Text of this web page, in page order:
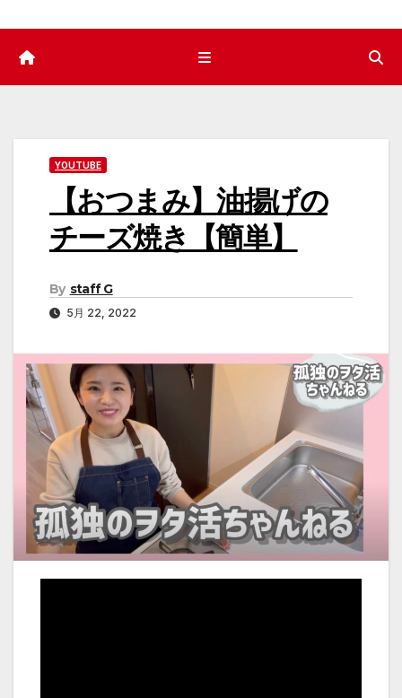
YOUTUBE
【おつまみ】油揚げの
チーズ焼き【簡単】
By staff G
5月 22, 2022